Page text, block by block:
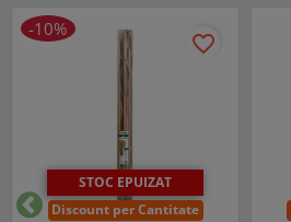
STOC EPUIZAT
Discount per Cantitate
favorite_border
-10%